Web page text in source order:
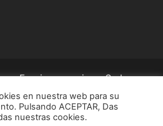
Funciona gracias aSydney
en nuestra web para su
Pulsando ACEPTAR, Das
nuestras cookies.